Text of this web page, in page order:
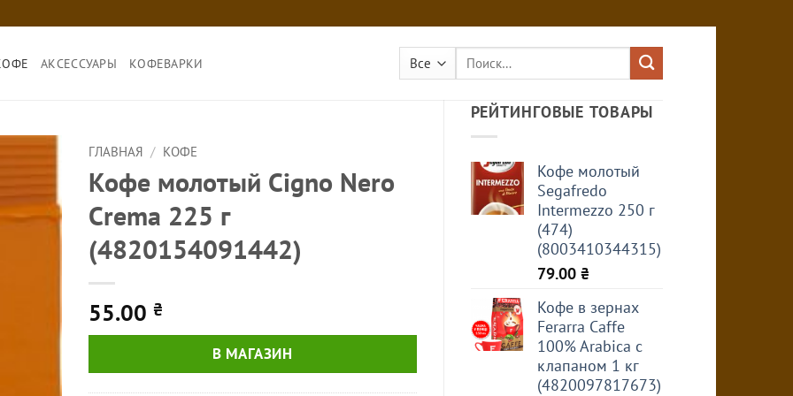
АКСЕССУАРЫ КОФЕВАРКИ
Искать:
РЕЙТИНГОВЫЕ ТОВАРЫ
Кофе молотый
Segafredo
Intermezzo 250 г
(474)
(8003410344315)
79.00 ₴
Кофе в зернах
Ferarra Caffe
100% Arabica с
клапаном 1 кг
(4820097817673)
ГЛАВНАЯ / КОФЕ
Кофе молотый Cigno Nero
Crema 225 г
(4820154091442)
55.00 ₴
В МАГАЗИН